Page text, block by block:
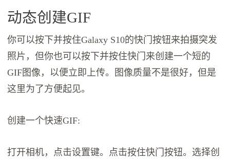
动态创建GIF
你可以按下并按住Galaxy S10的快门按钮来拍摄突发
照片，但你也可以按下并按住快门来创建一个短的
GIF图像，以便立即上传。图像质量不是很好，但是
这里为了方便起见。
创建一个快速GIF:
打开相机，点击设置键。点击按住快门按钮。选择创